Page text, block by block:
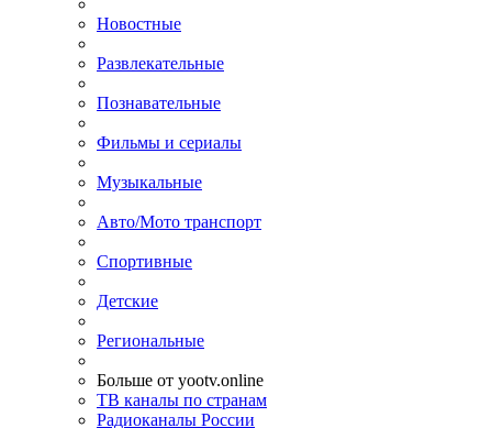
Новостные
Развлекательные
Познавательные
Фильмы и сериалы
Музыкальные
Авто/Мото транспорт
Спортивные
Детские
Региональные
Больше от yootv.online
ТВ каналы по странам
Радиоканалы России